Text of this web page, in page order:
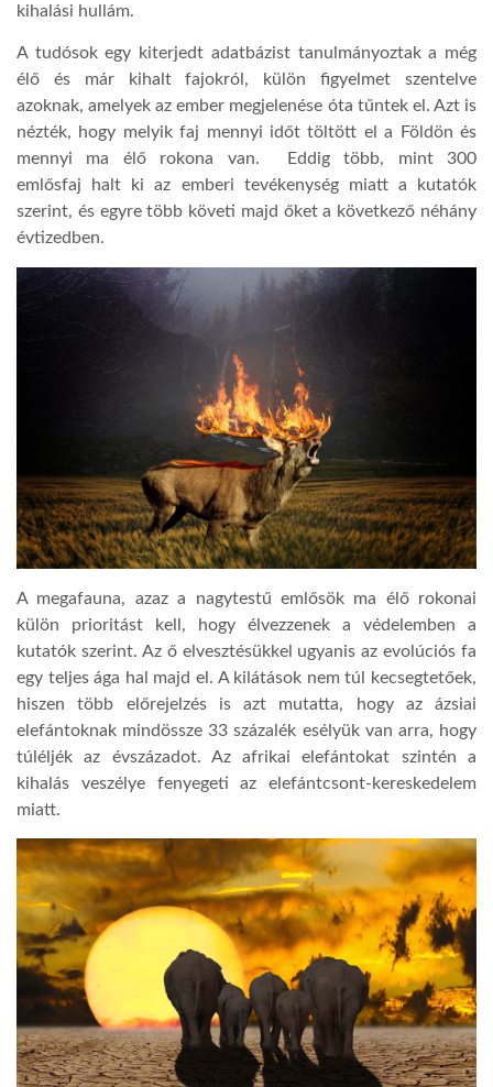
kihalási hullám.
A tudósok egy kiterjedt adatbázist tanulmányoztak a még
élő és már kihalt fajokról, külön figyelmet szentelve
azoknak, amelyek az ember megjelenése óta tűntek el. Azt is
nézték, hogy melyik faj mennyi időt töltött el a Földön és
mennyi ma élő rokona van. Eddig több, mint 300
emlősfaj halt ki az emberi tevékenység miatt a kutatók
szerint, és egyre több követi majd őket a következő néhány
évtizedben.
A megafauna, azaz a nagytestű emlősök ma élő rokonai
külön prioritást kell, hogy élvezzenek a védelemben a
kutatók szerint. Az ő elvesztésükkel ugyanis az evolúciós fa
egy teljes ága hal majd el. A kilátások nem túl kecsegtetőek,
hiszen több előrejelzés is azt mutatta, hogy az ázsiai
elefántoknak mindössze 33 százalék esélyük van arra, hogy
túléljék az évszázadot. Az afrikai elefántokat szintén a
kihalás veszélye fenyegeti az elefántcsont-kereskedelem
miatt.